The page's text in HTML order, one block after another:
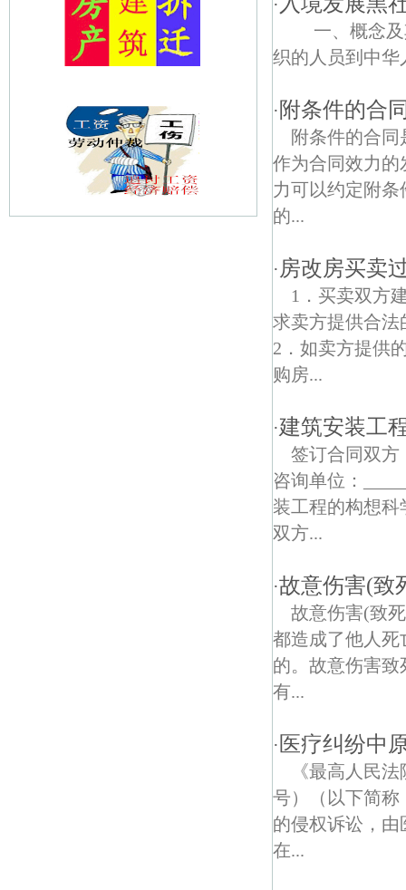
·
一、概念及
织的人员到中
· 附条件的合
附条件的合
作为合同效力的
力可以约定附
的...
· 房改房买卖
1．买卖双方
求卖方提供合
2．如卖方提供
购房...
·建筑安装工
签订合同双
咨询单位：
装工程的构想
双方...
·故意伤害(致
故意伤害(致
都造成了他人死
的。故意伤害
有...
· 医疗纠纷中
《最高人民
号）（以下简称
的侵权诉讼，
在...